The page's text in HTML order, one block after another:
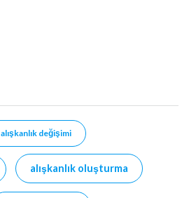
alışkanlık değişimi
alışkanlık oluşturma